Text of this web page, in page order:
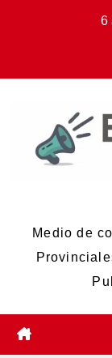
6
Medio de